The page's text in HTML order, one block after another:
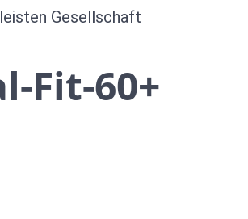
Gesellschaft
Fit-60+